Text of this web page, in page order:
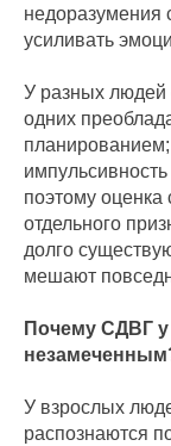
недоразумения
усиливать
У разных людей
одних
поэтому оценка
отдельного
долго
мешают
Почему СДВГ у
У взрослых
распознаются